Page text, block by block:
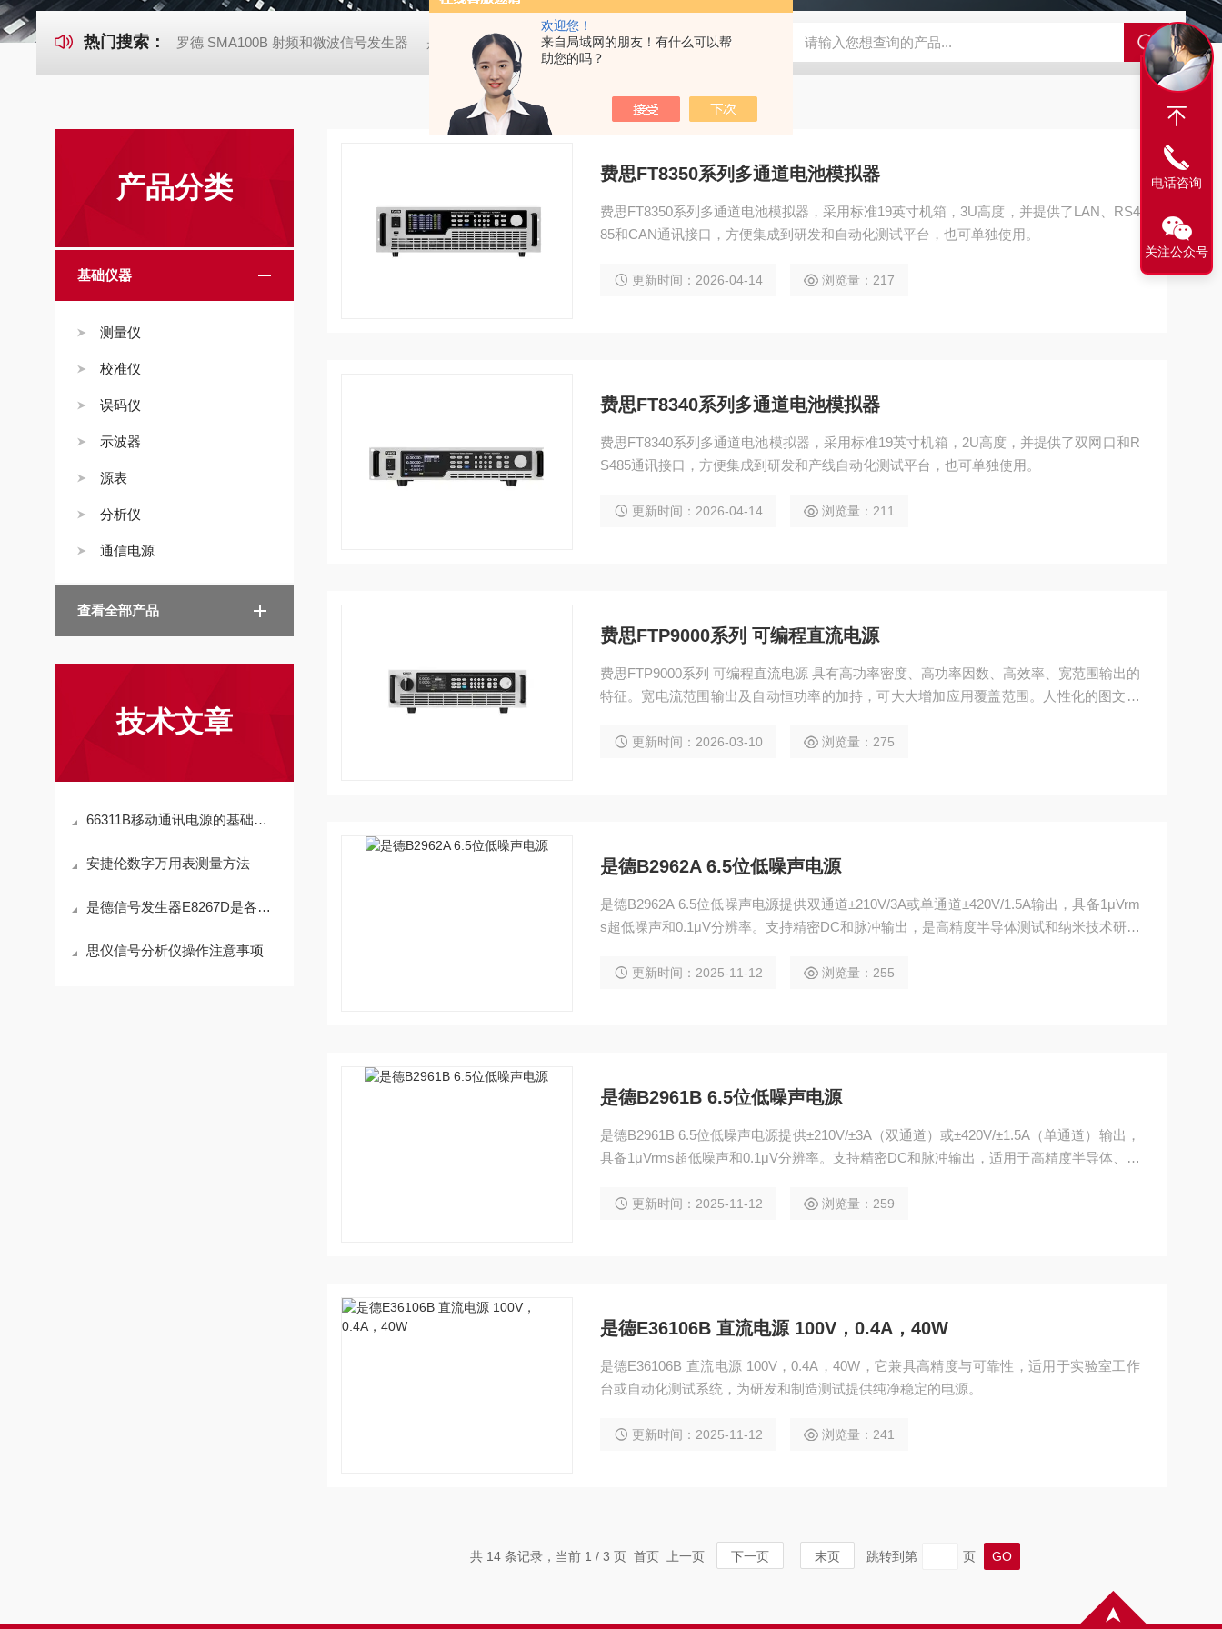
欢迎您！
来自局域网的朋友！有什么可以帮
助您的吗？
热门搜索： 罗德 SMA100B 射频和微波信号发生器 是德网络分析仪N5224B 罗德频谱分析仪FSW26 安捷伦 66319D 双路移动通信直流电源 安捷伦数字万用表34460A
产品分类
基础仪器
测量仪
校准仪
误码仪
示波器
源表
分析仪
通信电源
查看全部产品
技术文章
66311B移动通讯电源的基础信息
安捷伦数字万用表测量方法
是德信号发生器E8267D是各种测试和实验过程中*的工具
思仪信号分析仪操作注意事项
费思FT8350系列多通道电池模拟器
费思FT8350系列多通道电池模拟器，采用标准19英寸机箱，3U高度，并提供了LAN、RS4
85和CAN通讯接口，方便集成到研发和自动化测试平台，也可单独使用。
更新时间：2026-04-14 浏览量：217
费思FT8340系列多通道电池模拟器
费思FT8340系列多通道电池模拟器，采用标准19英寸机箱，2U高度，并提供了双网口和R
S485通讯接口，方便集成到研发和产线自动化测试平台，也可单独使用。
更新时间：2026-04-14 浏览量：211
费思FTP9000系列 可编程直流电源
费思FTP9000系列 可编程直流电源 具有高功率密度、高功率因数、高效率、宽范围输出的
特征。宽电流范围输出及自动恒功率的加持，可大大增加应用覆盖范围。人性化的图文窗
更新时间：2026-03-10 浏览量：275
是德B2962A 6.5位低噪声电源
是德B2962A 6.5位低噪声电源提供双通道±210V/3A或单通道±420V/1.5A输出，具备1μVrm
s超低噪声和0.1μV分辨率。支持精密DC和脉冲输出，是高精度半导体测试和纳米技术研究
更新时间：2025-11-12 浏览量：255
是德B2961B 6.5位低噪声电源
是德B2961B 6.5位低噪声电源提供±210V/±3A（双通道）或±420V/±1.5A（单通道）输出，
具备1μVrms超低噪声和0.1μV分辨率。支持精密DC和脉冲输出，适用于高精度半导体、传
更新时间：2025-11-12 浏览量：259
是德E36106B 直流电源 100V，0.4A，40W
是德E36106B 直流电源 100V，0.4A，40W，它兼具高精度与可靠性，适用于实验室工作
台或自动化测试系统，为研发和制造测试提供纯净稳定的电源。
更新时间：2025-11-12 浏览量：241
共 14 条记录，当前 1 / 3 页 首页 上一页 下一页 末页 跳转到第 页
电话咨询
关注公众号